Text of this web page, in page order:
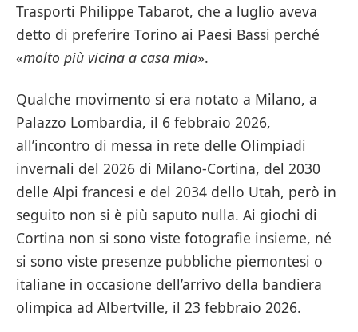
Trasporti Philippe Tabarot, che a luglio aveva
detto di preferire Torino ai Paesi Bassi perché
«molto più vicina a casa mia».
Qualche movimento si era notato a Milano, a
Palazzo Lombardia, il 6 febbraio 2026,
all’incontro di messa in rete delle Olimpiadi
invernali del 2026 di Milano-Cortina, del 2030
delle Alpi francesi e del 2034 dello Utah, però in
seguito non si è più saputo nulla. Ai giochi di
Cortina non si sono viste fotografie insieme, né
si sono viste presenze pubbliche piemontesi o
italiane in occasione dell’arrivo della bandiera
olimpica ad Albertville, il 23 febbraio 2026.